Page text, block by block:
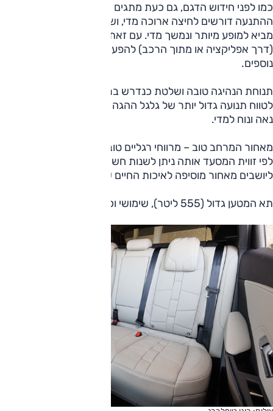
כמו לפני חידוש הדגם, גם כעת מתגים רבים ובראשם זה של
ההתנעה דורשים לחיצה ארוכה מדי, ושינוי מצבי הניהוג והתצוגות
מביא למופע מיותר ונמשך מדי. עם זאת, בחידוש נוספה אפשרות
(דרך אפליקציה או מתוך הרכב) להפעיל מראש מיזוג ומערכות
נוספים.
תנוחת הנהיגה טובה ושלטת כנדרש ברכב פנאי, אבל הייתי שמח
לטווח תנועה גדול יותר של גלגל ההגה כלפי מעלה. מושב הנהג
נאה ונוח למדי.
מאחור המרחב טוב – מרווחי רגליים טובים, מרווח ראש סביר גם
לפי זווית המסעד אותה ניתן לשנות חשמלית. בקרת האקלים
ליושבים מאחור מוסיפה לאיכות החיים שם.
תא המטען גדול (555 ליטר), שימושי וכולל רצפה כפולה.